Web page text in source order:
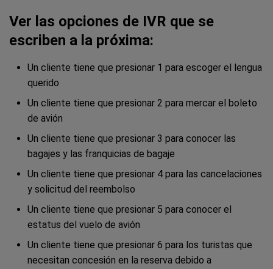
Ver las opciones de IVR que se
escriben a la próxima:
Un cliente tiene que presionar 1 para escoger el lengua
querido
Un cliente tiene que presionar 2 para mercar el boleto
de avión
Un cliente tiene que presionar 3 para conocer las
bagajes y las franquicias de bagaje
Un cliente tiene que presionar 4 para las cancelaciones
y solicitud del reembolso
Un cliente tiene que presionar 5 para conocer el
estatus del vuelo de avión
Un cliente tiene que presionar 6 para los turistas que
necesitan concesión en la reserva debido a